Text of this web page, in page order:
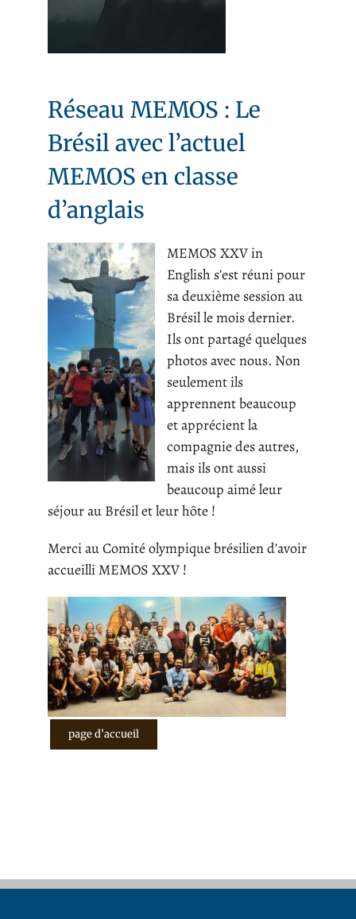
Réseau MEMOS : Le
Brésil avec l’actuel
MEMOS en classe
d’anglais
MEMOS XXV in
English s’est réuni pour
sa deuxième session au
Brésil le mois dernier.
Ils ont partagé quelques
photos avec nous. Non
seulement ils
apprennent beaucoup
et apprécient la
compagnie des autres,
mais ils ont aussi
beaucoup aimé leur
séjour au Brésil et leur hôte !
Merci au Comité olympique brésilien d’avoir
accueilli MEMOS XXV !
page d’accueil